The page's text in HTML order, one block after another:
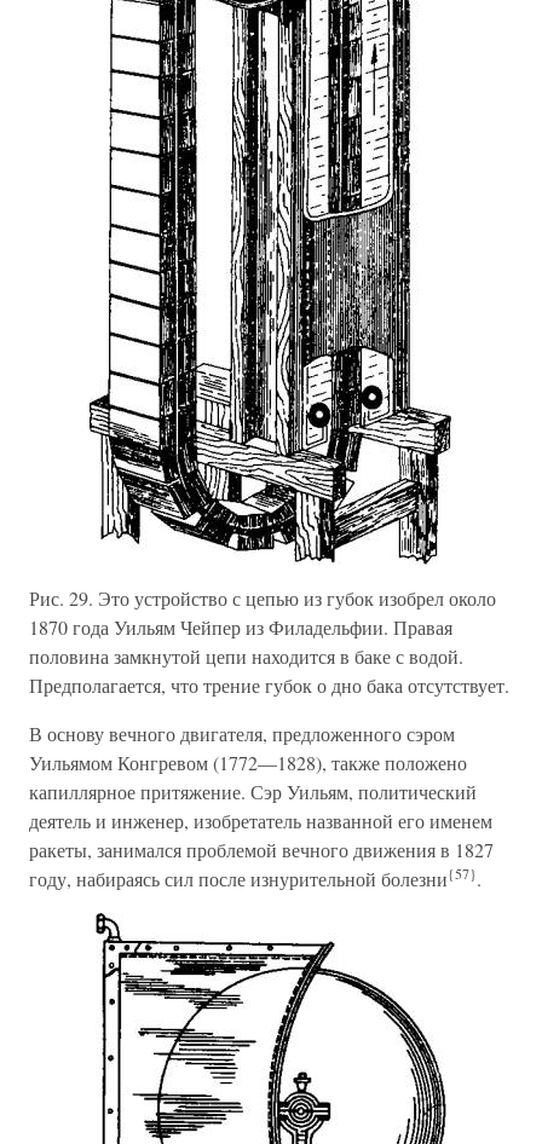
Рис. 29. Это устройство с цепью из губок изобрел около
1870 года Уильям Чейпер из Филадельфии. Правая
половина замкнутой цепи находится в баке с водой.
Предполагается, что трение губок о дно бака отсутствует.
В основу вечного двигателя, предложенного сэром
Уильямом Конгревом (1772—1828), также положено
капиллярное притяжение. Сэр Уильям, политический
деятель и инженер, изобретатель названной его именем
ракеты, занимался проблемой вечного движения в 1827
году, набираясь сил после изнурительной болезни{57}.